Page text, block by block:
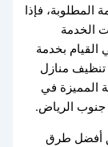
المطلوبة، فإذا
الخدمة
بخدمة
تنظيف منازل
المميزة في
الرياض.
أفضل طرق